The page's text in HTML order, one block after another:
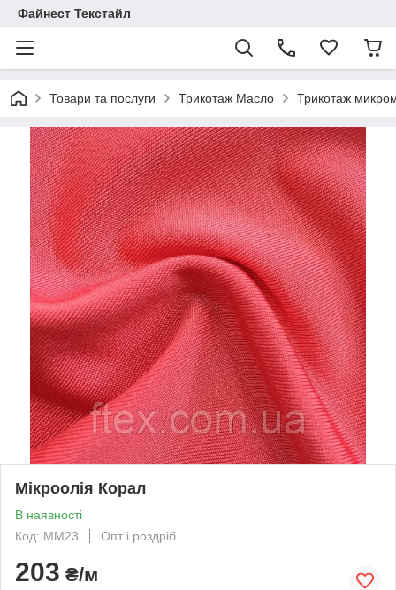
Файнест Текстайл
Товари та послуги Трикотаж Масло Трикотаж
Мікроолія Корал
В наявності
Код: ММ23
Опт і роздріб
203 ₴/м